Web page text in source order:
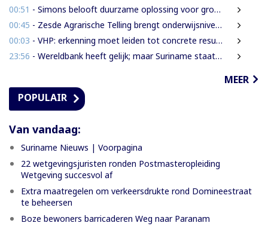
00:51 - Simons belooft duurzame oplossing voor grondenrechtenvraagstuk
00:45 - Zesde Agrarische Telling brengt onderwijsniveau landbouwers in kaart
00:03 - VHP: erkenning moet leiden tot concrete resultaten
23:56 - Wereldbank heeft gelijk; maar Suriname staat voor een grotere uitdaging
MEER
POPULAIR
Van vandaag:
Suriname Nieuws | Voorpagina
22 wetgevingsjuristen ronden Postmasteropleiding
Wetgeving succesvol af
Extra maatregelen om verkeersdrukte rond Domineestraat
te beheersen
Boze bewoners barricaderen Weg naar Paranam